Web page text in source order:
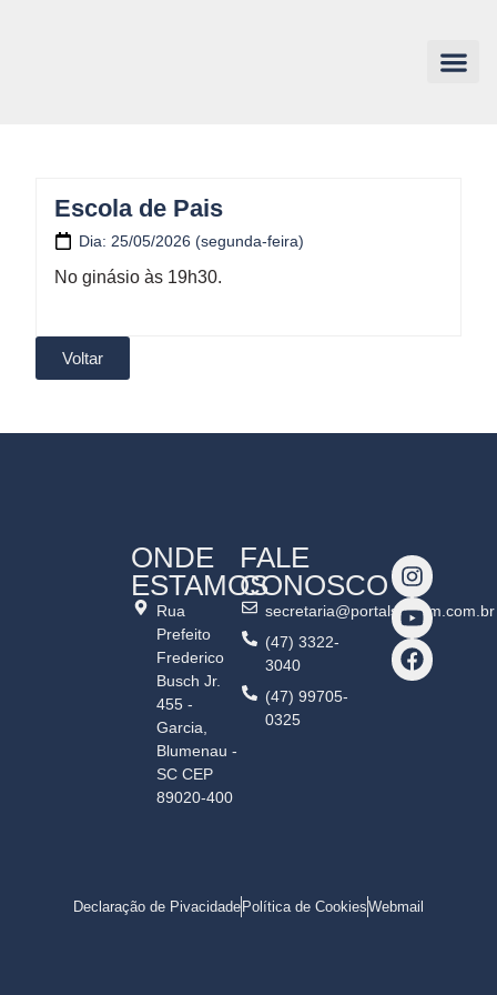
Escola de Pais
Dia: 25/05/2026 (segunda-feira)
No ginásio às 19h30.
Voltar
ONDE
ESTAMOS
Rua
Prefeito
Frederico
Busch Jr.
455 -
Garcia,
Blumenau -
SC CEP
89020-400
FALE
CONOSCO
secretaria@portalshalom.com.br
(47) 3322-
3040
(47) 99705-
0325
Declaração de Pivacidade Política de CookiesWebmail